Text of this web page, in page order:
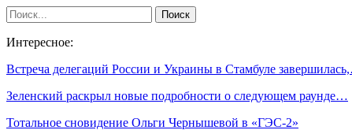
Интересное:
Встреча делегаций России и Украины в Стамбуле
Зеленский раскрыл новые подробности о следующем раунде…
Тотальное сновидение Ольги Чернышевой в «ГЭС-2»